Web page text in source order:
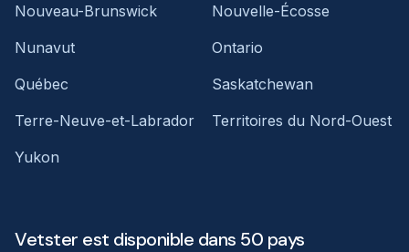
Nouveau-Brunswick
Nouvelle-Écosse
Nunavut
Ontario
Québec
Saskatchewan
Terre-Neuve-et-Labrador
Territoires du Nord-Ouest
Yukon
Vetster est disponible dans 50 pays